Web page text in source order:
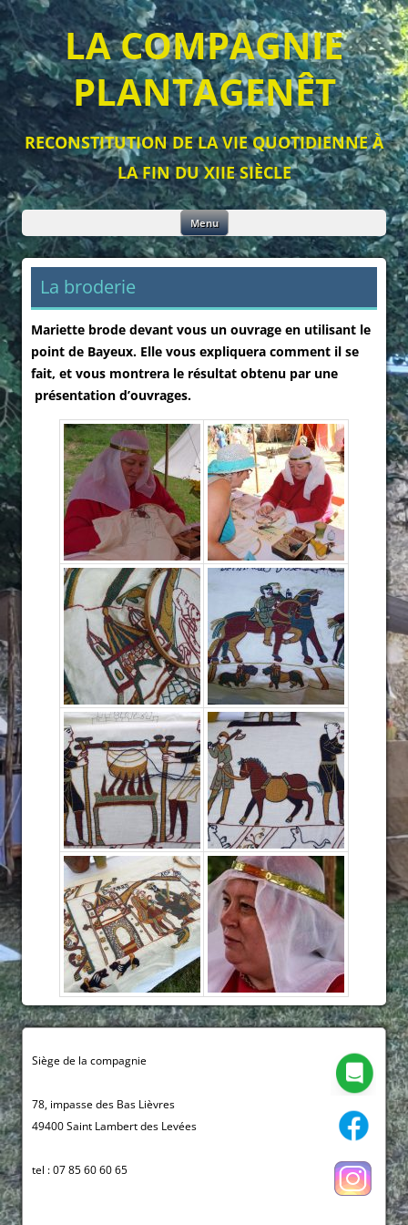
LA COMPAGNIE
PLANTAGENÊT
RECONSTITUTION DE LA VIE QUOTIDIENNE À
LA FIN DU XIIE SIÈCLE
Menu Aller
contenu
La broderie
Mariette brode devant vous un ouvrage en utilisant le
point de Bayeux. Elle vous expliquera comment il se
fait, et vous montrera le résultat obtenu par une
présentation d’ouvrages.
Siège de la compagnie
78, impasse des Bas Lièvres
49400 Saint Lambert des Levées
tel : 07 85 60 60 65